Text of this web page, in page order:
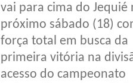
vai para cima do Jequié
próximo sábado (18)
força total em busca da
primeira vitória na
acesso do campeonato